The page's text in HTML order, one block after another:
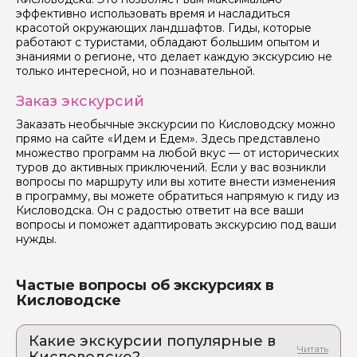
эффективно использовать время и насладиться
красотой окружающих ландшафтов. Гиды, которые
работают с туристами, обладают большим опытом и
знаниями о регионе, что делает каждую экскурсию не
только интересной, но и познавательной.
Заказ экскурсий
Заказать необычные экскурсии по Кисловодску можно
прямо на сайте «Идем и Едем». Здесь представлено
множество программ на любой вкус — от исторических
туров до активных приключений. Если у вас возникли
вопросы по маршруту или вы хотите внести изменения
в программу, вы можете обратиться напрямую к гиду из
Кисловодска. Он с радостью ответит на все ваши
вопросы и поможет адаптировать экскурсию под ваши
нужды.
Частые вопросы об экскурсиях в
Кисловодске
Какие экскурсии популярные в